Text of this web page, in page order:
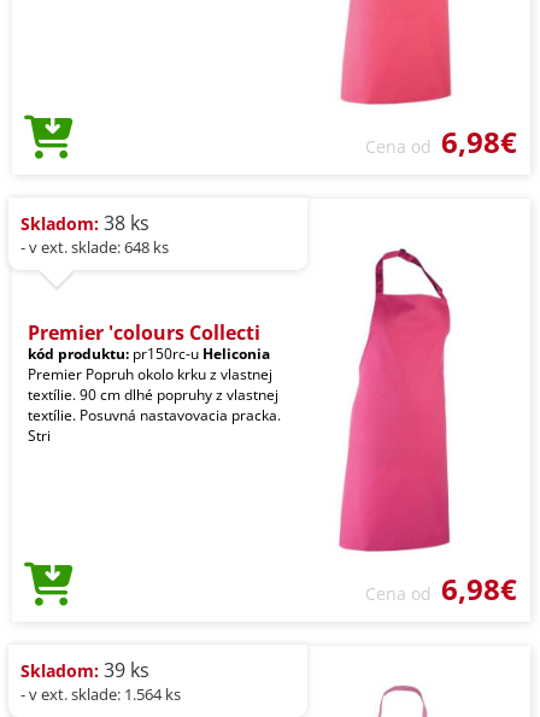
Cena od 6,98€
Skladom: 38 ks
- v ext. sklade: 648 ks
Premier 'colours Collecti
kód produktu: pr150rc-u Heliconia
Premier Popruh okolo krku z vlastnej
textílie. 90 cm dlhé popruhy z vlastnej
textílie. Posuvná nastavovacia pracka.
Stri
Cena od 6,98€
Skladom: 39 ks
- v ext. sklade: 1.564 ks